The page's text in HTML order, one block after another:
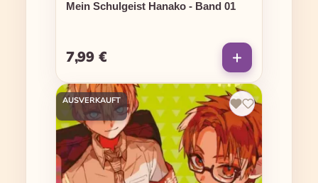
Mein Schulgeist Hanako - Band 01
Regulärer Preis:
7,99 €
AUSVERKAUFT